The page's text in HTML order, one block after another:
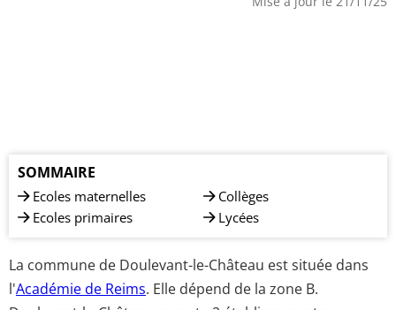
SOMMAIRE
Ecoles maternelles
Ecoles primaires
Collèges
Lycées
La commune de Doulevant-le-Château est située dans
l'Académie de Reims. Elle dépend de la zone B.